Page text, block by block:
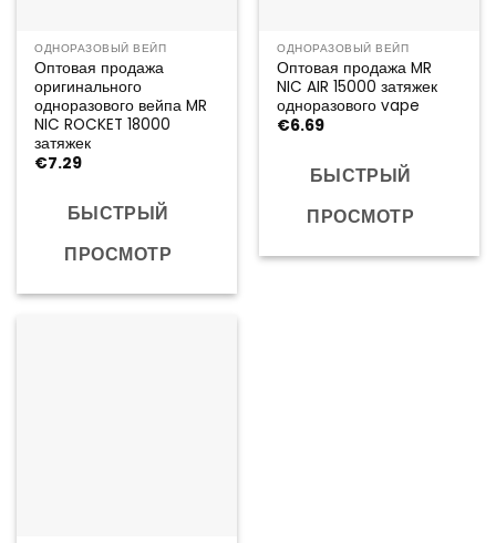
ОДНОРАЗОВЫЙ ВЕЙП
Оптовая продажа
оригинального
одноразового вейпа MR
NIC ROCKET 18000
затяжек
€7.29
БЫСТРЫЙ
ПРОСМОТР
ОДНОРАЗОВЫЙ ВЕЙП
Оптовая продажа MR
NIC AIR 15000 затяжек
одноразового vape
€6.69
БЫСТРЫЙ
ПРОСМОТР